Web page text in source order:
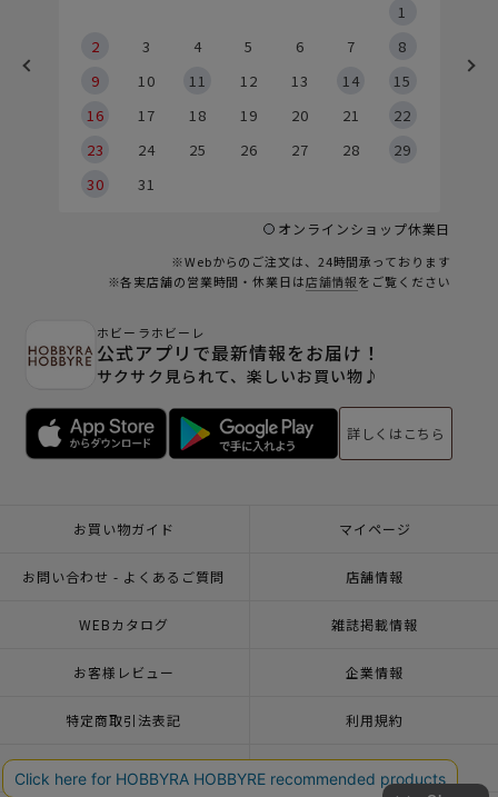
1
2
3 4 5 6 7
8
9
10 11 12 13 14
15
16
17 18 19 20 21
22
23
24 25 26 27 28
29
30
31
オンラインショップ休業日
※Webからのご注文は、24時間承っております
※各実店舗の営業時間・休業日は店舗情報をご覧ください
ホビーラホビーレ
公式アプリで最新情報をお届け！
サクサク見られて、楽しいお買い物♪
詳しくはこちら
お買い物ガイド マイページ
お問い合わせ - よくあるご質問 店舗情報
WEBカタログ 雑誌掲載情報
お客様レビュー 企業情報
特定商取引法表記 利用規約
一緒に働こう♪求人情報